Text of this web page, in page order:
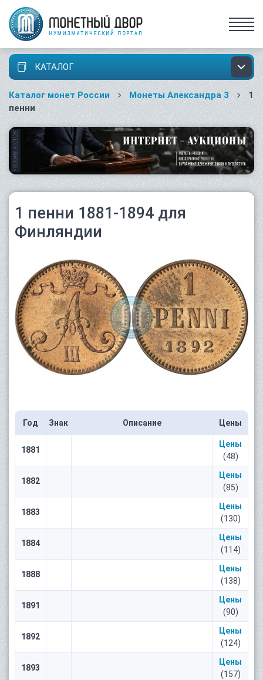
КАТАЛОГ
Каталог монет России Монеты Александра 3
1
пенни
1 пенни 1881-1894 для
Финляндии
Год Знак Описание Цены
1881
Цены
(48)
1882
Цены
(85)
1883
Цены
(130)
1884
Цены
(114)
1888
Цены
(138)
1891
Цены
(90)
1892
Цены
(124)
1893
Цены
(157)